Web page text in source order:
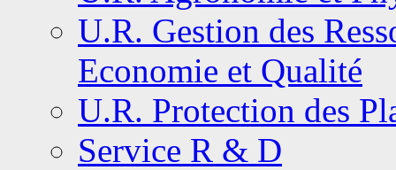
U.R. Gestion des
Economie et Qualité
U.R. Protection des
Service R & D